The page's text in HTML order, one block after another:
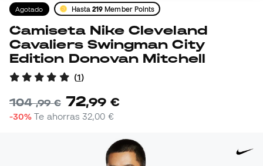
Agotado Hasta219 Member Points
Camiseta Nike Cleveland
Cavaliers Swingman City
Edition Donovan Mitchell
(1)
104,99 € 72,99 €
-30% Te ahorras32,00 €